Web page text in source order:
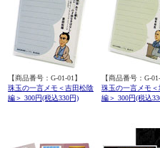
【商品番号：G-01-01】
珠玉の一言メモ＜吉田松陰
編＞ 300円(税込330円)
【商品番号：G-
珠玉の一言メモ
編＞ 300円(税込